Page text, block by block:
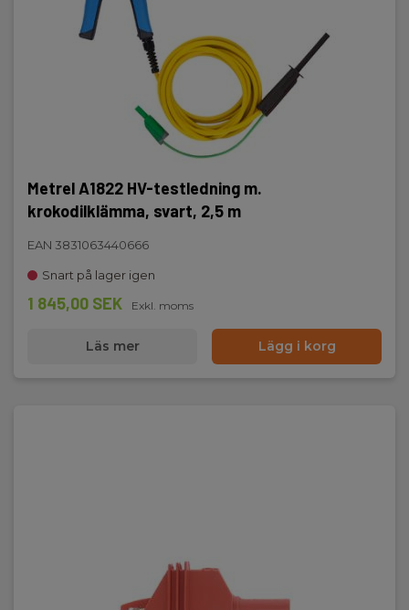
Metrel A1822 HV-testledning m.
krokodilklämma, svart, 2,5 m
EAN 3831063440666
Snart på lager igen
1 845,00 SEK Exkl. moms
Läs mer Lägg i korg